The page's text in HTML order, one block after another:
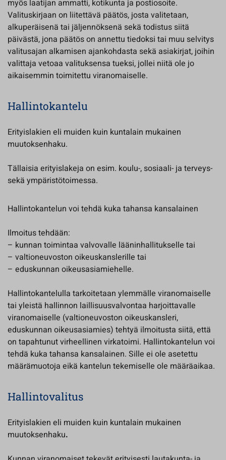
myös laatijan ammatti, kotikunta ja postiosoite.
Valituskirjaan on liitettävä päätös, josta valitetaan,
alkuperäisenä tai jäljennöksenä sekä todistus siitä
päivästä, jona päätös on annettu tiedoksi tai muu selvitys
valitusajan alkamisen ajankohdasta sekä asiakirjat, joihin
valittaja vetoaa valituksensa tueksi, jollei niitä ole jo
aikaisemmin toimitettu viranomaiselle.
Hallintokantelu
Erityislakien eli muiden kuin kuntalain mukainen
muutoksenhaku.
Tällaisia erityislakeja on esim. koulu-, sosiaali- ja terveys-
sekä ympäristötoimessa.
Hallintokantelun voi tehdä kuka tahansa kansalainen
Ilmoitus tehdään:
– kunnan toimintaa valvovalle lääninhallitukselle tai
– valtioneuvoston oikeuskanslerille tai
– eduskunnan oikeusasiamiehelle.
Hallintokantelulla tarkoitetaan ylemmälle viranomaiselle
tai yleistä hallinnon laillisuusvalvontaa harjoittavalle
viranomaiselle (valtioneuvoston oikeuskansleri,
eduskunnan oikeusasiamies) tehtyä ilmoitusta siitä, että
on tapahtunut virheellinen virkatoimi. Hallintokantelun voi
tehdä kuka tahansa kansalainen. Sille ei ole asetettu
määrämuotoja eikä kantelun tekemiselle ole määräaikaa.
Hallintovalitus
Erityislakien eli muiden kuin kuntalain mukainen
muutoksenhaku.